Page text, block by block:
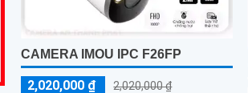
CAMERA IMOU IPC F26FP
2,020,000 ₫ 2,020,000 ₫